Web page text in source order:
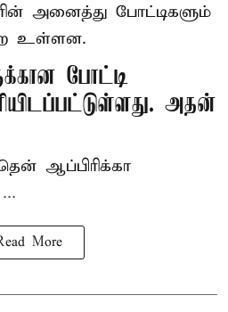
அனைத்து போட்டிகளும்
உள்ளன.
போட்டி
அதன்
ஆப்பிரிக்கா
More